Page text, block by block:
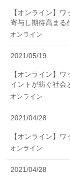
【オンライン】
寄与し期待高まる
オンライン
2021/05/19
【オンライン】
イントが紡ぐ社会
オンライン
2021/04/28
【オンライン】
オンライン
2021/04/28